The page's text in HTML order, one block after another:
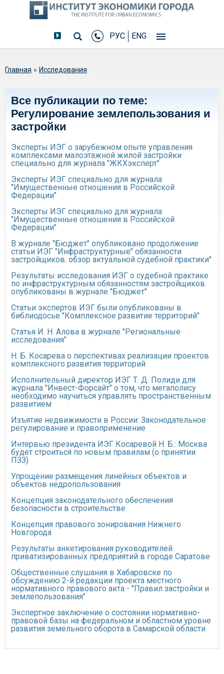
РУС ENG
Вы здесь
Главная » Исследования
Все публикации по теме:
Регулирование землепользования и
застройки
Эксперты ИЭГ о зарубежном опыте управления
комплексами малоэтажной жилой застройки
специально для журнала "ЖКХэксперт"
Эксперты ИЭГ специально для журнала
"Имущественные отношения в Российской
Федерации"
Эксперты ИЭГ специально для журнала
"Имущественные отношения в Российской
Федерации"
В журнале "Бюджет" опубликовано продолжение
статьи ИЭГ "Инфраструктурные" обязанности
застройщиков: обзор актуальной судебной практики"
Результаты исследования ИЭГ о судебной практике
по инфраструктурным обязанностям застройщиков
опубликованы в журнале "Бюджет"
Статьи экспертов ИЭГ были опубликованы в
библиодосье "Комплексное развитие территорий"
Статья И. Н. Алова в журнале "Региональные
исследования"
Н. Б. Косарева о перспективах реализации проектов
комплексного развития территорий
Исполнительный директор ИЭГ Т. Д. Полиди для
журнала "Инвест-Форсайт" о том, что мегаполису
необходимо научиться управлять пространственным
развитием
Изъятие недвижимости в России: Законодательное
регулирование и правоприменение
Интервью президента ИЭГ Косаревой Н. Б.: Москва
будет строиться по новым правилам (о принятии
ПЗЗ)
Упрощение размещения линейных объектов и
объектов недропользования
Концепция законодательного обеспечения
безопасности в строительстве
Концепция правового зонирования Нижнего
Новгорода
Результаты анкетирования руководителей
приватизированных предприятий в городе Саратове
Общественные слушания в Хабаровске по
обсуждению 2-й редакции проекта местного
нормативного правового акта - "Правил застройки и
землепользования"
Экспертное заключение о состоянии нормативно-
правовой базы на федеральном и областном уровне
развития земельного оборота в Самарской области